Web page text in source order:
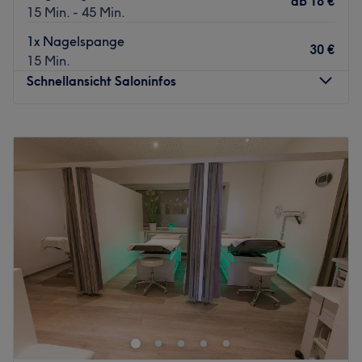
Das Team:
Inhaberin Cosma ist ausgesprochen qualifiziert und dabei
super herzlich. Es setzt alles daran, dir genau das Design
zu zaubern, das du dir wünschst.
Expertise: Maniküre, Nagelverlängerung.
Produkte und Produktmarken: Get Nails, BrillBird, Crystal
Extras: Kostenlose Getränke.
Zurück zur Salonansicht
15 Min. - 45 Min.
1x Nagelspange
15 Min.
30 €
Schnellansicht Saloninfos
08:00
Mittwoch
18:00
Donnerstag
18:00
Freitag
–
Samstag
12:00
Sonntag
Geschlossen
In Graz bietet dir das Studio City Kosmetik alles, was du
für deine Schönheit brauchst. Seit 50 Jahren vereint der
Salon Kosmetik, Fußpflege und Massage unter einem
Dach. Hier erwartet dich Perfektion aus drei
unterschiedlichen Branchen sowie Pflege für